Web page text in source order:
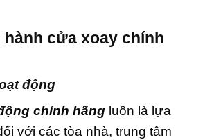
hành cửa xoay chính
động
chính hãng luôn là lựa
với các tòa nhà, trung tâm